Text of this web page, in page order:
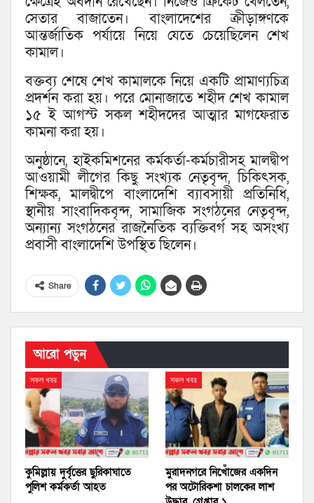
সেতার বাজাতেন। বাংলাদেশের ক্রীড়াঙ্গণকে
আন্তর্জাতিক পর্যায়ে নিয়ে যেতে চেয়েছিলেন শেখ
কামাল।
বক্তব্য শেষে শেখ কামালকে নিয়ে একটি প্রামাণ্যচিত্র
প্রদর্শন করা হয়। পরে মোনাজাতে শহীদ শেখ কামাল
১৫ ই আগস্ট সকল শহীদদের আত্মার মাগফেরাত
কামনা করা হয়।
অনুষ্ঠানে, হাইকমিশনের কর্মকর্তা-কর্মচারীসহ মালদ্বীপ
আওয়ামী লীগের কিছু সংখ্যক নেতৃবৃন্দ, চিকিৎসক,
শিক্ষক, মালদ্বীপে বাংলাদেশি ব্যাবসায়ী প্রতিনিধি,
স্থানীয় সাংবাদিকবৃন্দ, সামাজিক সংগঠনের নেতৃবৃন্দ,
অন্যান্য সংগঠনের রাজনৈতিক ব্যক্তিবর্গ সহ অসংখ্য
প্রবাসী বাংলাদেশি উপস্থিত ছিলেন।
Share
আরো পড়ুন
সকল খবর
কুমিল্লায় দুর্বৃত্তের ছুরিকাঘাতে
পুলিশ কর্মকর্তা আহত
সকল খবর
মুরাদনগরে নিখোঁজের একদিন
পর অটোরিকশা চালকের লাশ